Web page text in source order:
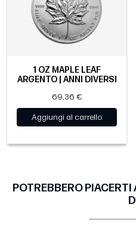
1 OZ MAPLE LEAF
ARGENTO | ANNI DIVERSI
69,36 €
Aggiungi al carrello
POTREBBERO
DI